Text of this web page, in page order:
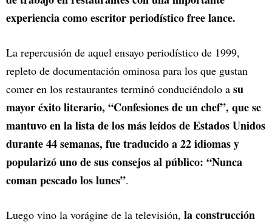
experiencia como escritor periodístico free lance.
La repercusión de aquel ensayo periodístico de 1999,
repleto de documentación ominosa para los que gustan
comer en los restaurantes terminó conduciéndolo a su
mayor éxito literario, “Confesiones de un chef”, que se
mantuvo en la lista de los más leídos de Estados Unidos
durante 44 semanas, fue traducido a 22 idiomas y
popularizó uno de sus consejos al público: “Nunca
coman pescado los lunes”.
Luego vino la vorágine de la televisión, la construcción